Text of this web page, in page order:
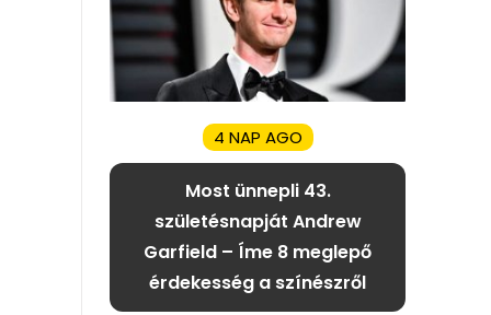
4 NAP AGO
Most ünnepli 43.
születésnapját Andrew
Garfield – Íme 8 meglepő
érdekesség a színészről